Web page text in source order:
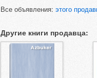
Все объявления: этого
Другие книги продавца: